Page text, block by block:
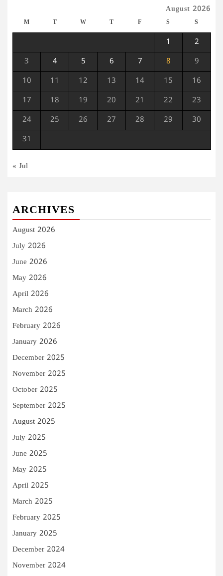
August 2026
M T W T F S S
1 2
3 4 5 6 7 8 9
10 11 12 13 14 15 16
17 18 19 20 21 22 23
24 25 26 27 28 29 30
31
« Jul
ARCHIVES
August 2026
July 2026
June 2026
May 2026
April 2026
March 2026
February 2026
January 2026
December 2025
November 2025
October 2025
September 2025
August 2025
July 2025
June 2025
May 2025
April 2025
March 2025
February 2025
January 2025
December 2024
November 2024